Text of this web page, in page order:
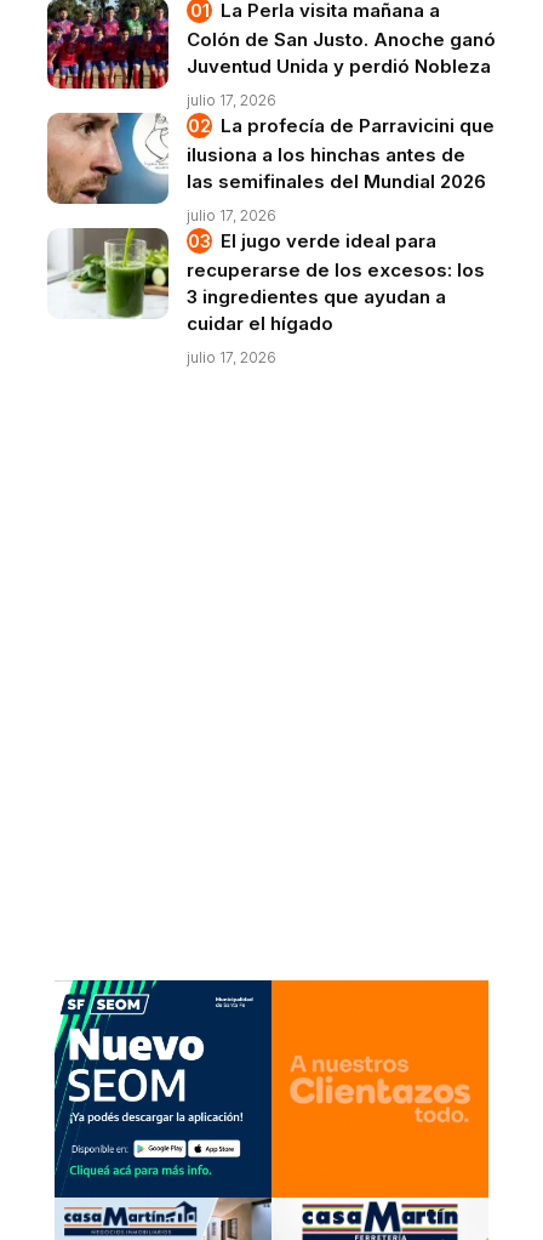
La Perla visita mañana a
Colón de San Justo. Anoche ganó
Juventud Unida y perdió Nobleza
julio 17, 2026
La profecía de Parravicini que
ilusiona a los hinchas antes de
las semifinales del Mundial 2026
julio 17, 2026
El jugo verde ideal para
recuperarse de los excesos: los
3 ingredientes que ayudan a
cuidar el hígado
julio 17, 2026